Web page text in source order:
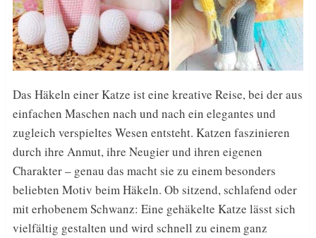
Das Häkeln einer Katze ist eine kreative Reise, bei der aus
einfachen Maschen nach und nach ein elegantes und
zugleich verspieltes Wesen entsteht. Katzen faszinieren
durch ihre Anmut, ihre Neugier und ihren eigenen
Charakter – genau das macht sie zu einem besonders
beliebten Motiv beim Häkeln. Ob sitzend, schlafend oder
mit erhobenem Schwanz: Eine gehäkelte Katze lässt sich
vielfältig gestalten und wird schnell zu einem ganz